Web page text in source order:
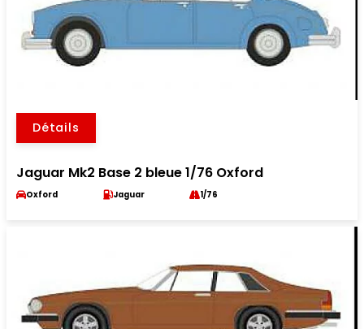
Détails
Jaguar Mk2 Base 2 bleue 1/76 Oxford
Oxford Jaguar 1/76